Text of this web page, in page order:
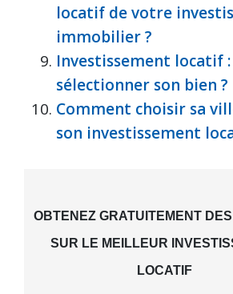
locatif de votre
immobilier ?
Investissement locatif
sélectionner son bien ?
Comment choisir sa
son investissement
OBTENEZ GRATUITEMENT
SUR LE MEILLEUR
LOCATIF